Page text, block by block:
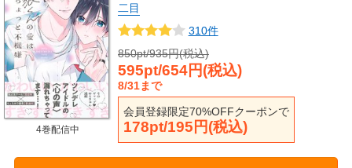
二目
310件
850pt/935円(税込)
595pt/654円(税込)
8/31まで
会員登録限定70%OFFクーポンで
178pt/195円(税込)
4巻配信中